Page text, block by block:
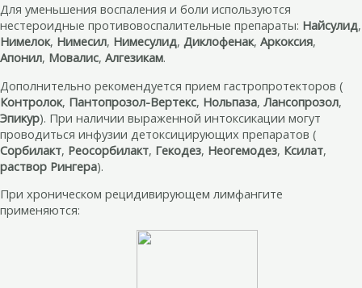
Для уменьшения воспаления и боли используются
нестероидные противовоспалительные препараты: Найсулид,
Нимелок, Нимесил, Нимесулид, Диклофенак, Аркоксия,
Апонил, Мовалис, Алгезикам.
Дополнительно рекомендуется прием гастропротекторов (
Контролок, Пантопрозол-Вертекс, Нольпаза, Лансопрозол,
Эпикур). При наличии выраженной интоксикации могут
проводиться инфузии детоксицирующих препаратов (
Сорбилакт, Реосорбилакт, Гекодез, Неогемодез, Ксилат,
раствор Рингера).
При хроническом рецидивирующем лимфангите
применяются: